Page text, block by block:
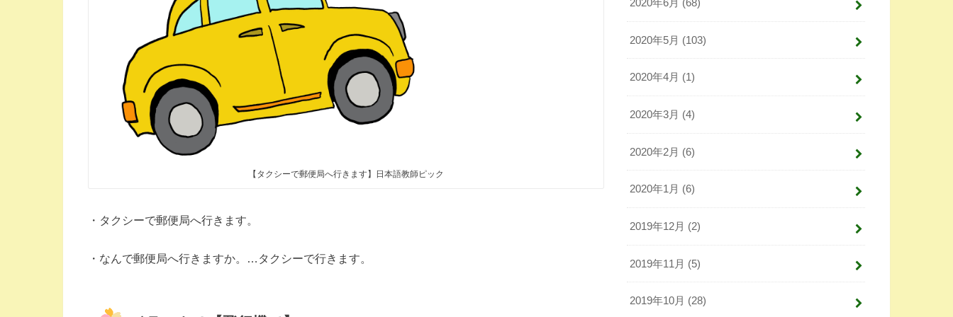
【タクシーで郵便局へ行きます】日本語教師ピック
・タクシーで郵便局へ行きます。
・なんで郵便局へ行きますか。…タクシーで行きます。
2020年6月 (68)
2020年5月 (103)
2020年4月 (1)
2020年3月 (4)
2020年2月 (6)
2020年1月 (6)
2019年12月 (2)
2019年11月 (5)
2019年10月 (28)